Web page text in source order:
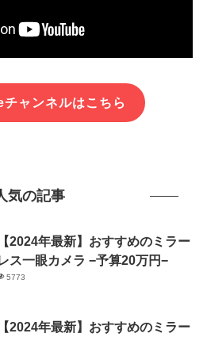
ャンネルはこちら
気の記事
【2024年最新】おすすめのミラー
ス一眼カメラ −予算20万円−
5773
【2024年最新】おすすめのミラー